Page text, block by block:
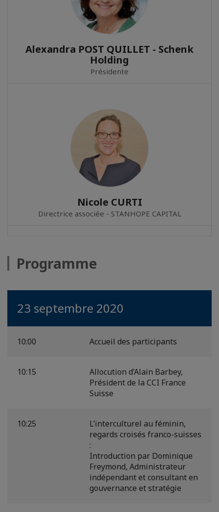
Alexandra POST QUILLET - Schenk
Holding
Présidente
Nicole CURTI
Directrice associée - STANHOPE CAPITAL
Programme
23 septembre 2020
10:00 Accueil des participants
10:15
Allocution d’Alain Barbey,
Président de la CCI France
Suisse
10:25
L’interculturel au féminin,
regards croisés franco-suisses
:
Introduction par Dominique
Freymond, Administrateur
indépendant et consultant en
gouvernance et stratégie